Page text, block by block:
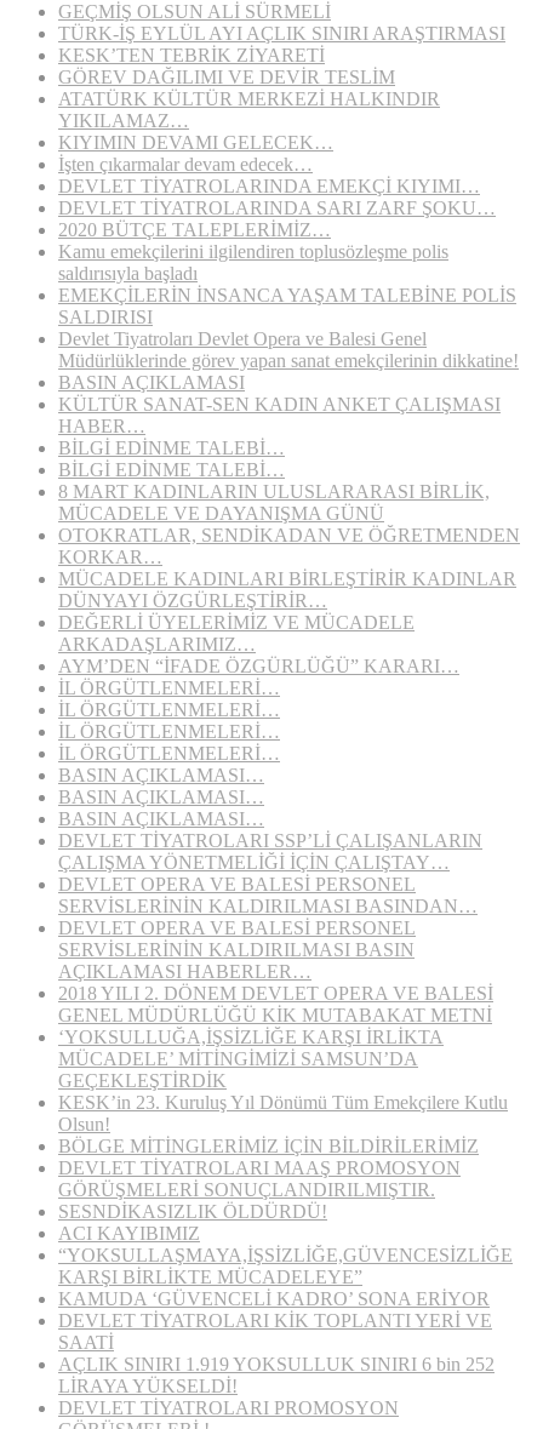
GEÇMİŞ OLSUN ALİ SÜRMELİ
TÜRK-İŞ EYLÜL AYI AÇLIK SINIRI ARAŞTIRMASI
KESK’TEN TEBRİK ZİYARETİ
GÖREV DAĞILIMI VE DEVİR TESLİM
ATATÜRK KÜLTÜR MERKEZİ HALKINDIR
YIKILAMAZ…
KIYIMIN DEVAMI GELECEK…
İşten çıkarmalar devam edecek…
DEVLET TİYATROLARINDA EMEKÇİ KIYIMI…
DEVLET TİYATROLARINDA SARI ZARF ŞOKU…
2020 BÜTÇE TALEPLERİMİZ…
Kamu emekçilerini ilgilendiren toplusözleşme polis
saldırısıyla başladı
EMEKÇİLERİN İNSANCA YAŞAM TALEBİNE POLİS
SALDIRISI
Devlet Tiyatroları Devlet Opera ve Balesi Genel
Müdürlüklerinde görev yapan sanat emekçilerinin dikkatine!
BASIN AÇIKLAMASI
KÜLTÜR SANAT-SEN KADIN ANKET ÇALIŞMASI
HABER…
BİLGİ EDİNME TALEBİ…
BİLGİ EDİNME TALEBİ…
8 MART KADINLARIN ULUSLARARASI BİRLİK,
MÜCADELE VE DAYANIŞMA GÜNÜ
OTOKRATLAR, SENDİKADAN VE ÖĞRETMENDEN
KORKAR…
MÜCADELE KADINLARI BİRLEŞTİRİR KADINLAR
DÜNYAYI ÖZGÜRLEŞTİRİR…
DEĞERLİ ÜYELERİMİZ VE MÜCADELE
ARKADAŞLARIMIZ…
AYM’DEN “İFADE ÖZGÜRLÜĞÜ” KARARI…
İL ÖRGÜTLENMELERİ…
İL ÖRGÜTLENMELERİ…
İL ÖRGÜTLENMELERİ…
İL ÖRGÜTLENMELERİ…
BASIN AÇIKLAMASI…
BASIN AÇIKLAMASI…
BASIN AÇIKLAMASI…
DEVLET TİYATROLARI SSP’Lİ ÇALIŞANLARIN
ÇALIŞMA YÖNETMELİĞİ İÇİN ÇALIŞTAY…
DEVLET OPERA VE BALESİ PERSONEL
SERVİSLERİNİN KALDIRILMASI BASINDAN…
DEVLET OPERA VE BALESİ PERSONEL
SERVİSLERİNİN KALDIRILMASI BASIN
AÇIKLAMASI HABERLER…
2018 YILI 2. DÖNEM DEVLET OPERA VE BALESİ
GENEL MÜDÜRLÜĞÜ KİK MUTABAKAT METNİ
‘YOKSULLUĞA,İŞSİZLİĞE KARŞI İRLİKTA
MÜCADELE’ MİTİNGİMİZİ SAMSUN’DA
GEÇEKLEŞTİRDİK
KESK’in 23. Kuruluş Yıl Dönümü Tüm Emekçilere Kutlu
Olsun!
BÖLGE MİTİNGLERİMİZ İÇİN BİLDİRİLERİMİZ
DEVLET TİYATROLARI MAAŞ PROMOSYON
GÖRÜŞMELERİ SONUÇLANDIRILMIŞTIR.
SESNDİKASIZLIK ÖLDÜRDÜ!
ACI KAYIBIMIZ
“YOKSULLAŞMAYA,İŞSİZLİĞE,GÜVENCESİZLİĞE
KARŞI BİRLİKTE MÜCADELEYE”
KAMUDA ‘GÜVENCELİ KADRO’ SONA ERİYOR
DEVLET TİYATROLARI KİK TOPLANTI YERİ VE
SAATİ
AÇLIK SINIRI 1.919 YOKSULLUK SINIRI 6 bin 252
LİRAYA YÜKSELDİ!
DEVLET TİYATROLARI PROMOSYON